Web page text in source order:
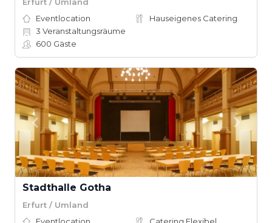
Eventlocation
Hauseigenes Catering
3 Veranstaltungsräume
600 Gäste
Stadthalle Gotha
Erfurt / Umland